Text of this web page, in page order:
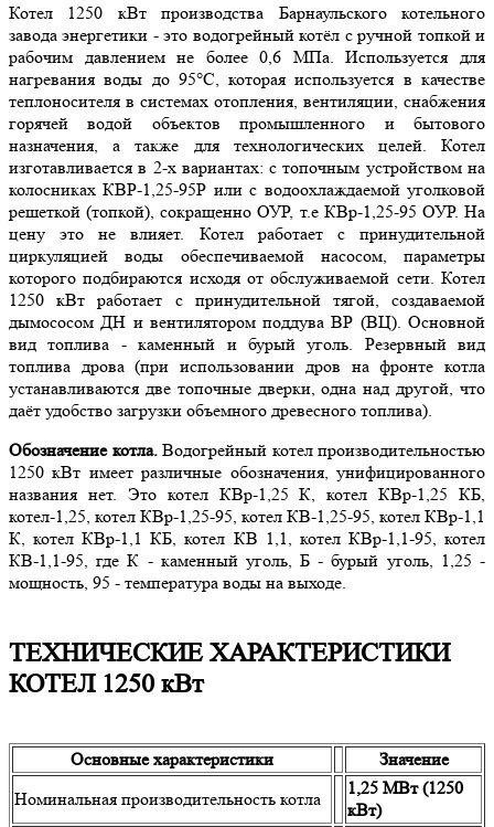
Котел 1250 кВт производства Барнаульского котельного
завода энергетики - это водогрейный котёл с ручной топкой и
рабочим давлением не более 0,6 МПа. Используется для
нагревания воды до 95°С, которая используется в качестве
теплоносителя в системах отопления, вентиляции, снабжения
горячей водой объектов промышленного и бытового
назначения, а также для технологических целей. Котел
изготавливается в 2-х вариантах: с топочным устройством на
колосниках КВР-1,25-95Р или с водоохлаждаемой уголковой
решеткой (топкой), сокращенно ОУР, т.е КВр-1,25-95 ОУР. На
цену это не влияет. Котел работает с принудительной
циркуляцией воды обеспечиваемой насосом, параметры
которого подбираются исходя от обслуживаемой сети. Котел
1250 кВт работает с принудительной тягой, создаваемой
дымососом ДН и вентилятором поддува ВР (ВЦ). Основной
вид топлива - каменный и бурый уголь. Резервный вид
топлива дрова (при использовании дров на фронте котла
устанавливаются две топочные дверки, одна над другой, что
даёт удобство загрузки объемного древесного топлива).
Обозначение котла.Водогрейный котел производительностью
1250 кВт имеет различные обозначения, унифицированного
названия нет. Это котел КВр-1,25 К, котел КВр-1,25 КБ,
котел-1,25, котел КВр-1,25-95, котел КВ-1,25-95, котел КВр-1,1
К, котел КВр-1,1 КБ, котел КВ 1,1, котел КВр-1,1-95, котел
КВ-1,1-95, где К - каменный уголь, Б - бурый уголь, 1,25 -
мощность, 95 - температура воды на выходе.
ТЕХНИЧЕСКИЕ ХАРАКТЕРИСТИКИ
КОТЕЛ 1250 кВт
Основные характеристики
Значение
Номинальная производительность котла
1,25 МВт (1250
кВт)